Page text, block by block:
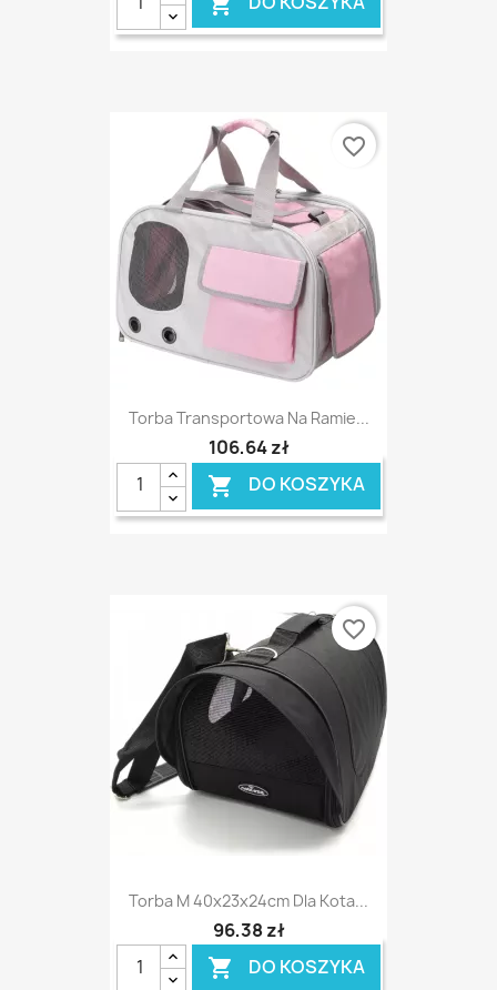
Torba Transportowa Na Ramie...
106,64 zł
 DO KOSZYKA
favorite_border
Torba M 40x23x24cm Dla Kota...
96,38 zł
 DO KOSZYKA
favorite_border